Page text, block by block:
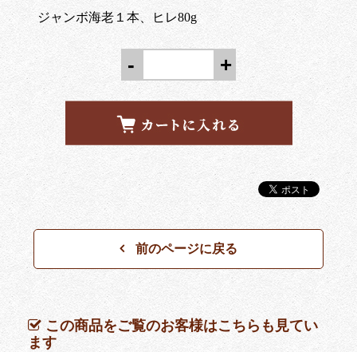
ジャンボ海老１本、ヒレ80g
- +
前のページに戻る
この商品をご覧のお客様はこちらも見てい
ます